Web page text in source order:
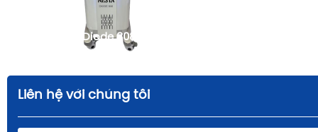
Máy triệt lông Diode 808nm
Liên hệ với chúng tôi